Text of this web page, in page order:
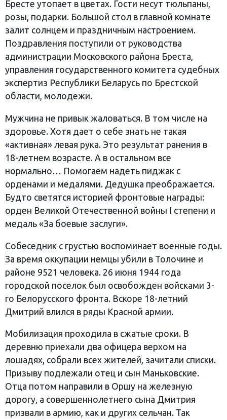
Бресте утопает в цветах. Гости несут тюльпаны,
розы, подарки. Большой стол в главной комнате
залит солнцем и праздничным настроением.
Поздравления поступили от руководства
администрации Московского района Бреста,
управления государственного комитета судебных
экспертиз Республики Беларусь по Брестской
области, молодежи.
Мужчина не привык жаловаться. В том числе на
здоровье. Хотя дает о себе знать не такая
«активная» левая рука. Это результат ранения в
18-летнем возрасте. А в остальном все
нормально… Помогаем надеть пиджак с
орденами и медалями. Дедушка преображается.
Будто светятся историей фронтовые награды:
орден Великой Отечественной войны I степени и
медаль «За боевые заслуги».
Собеседник с грустью воспоминает военные годы.
За время оккупации немцы убили в Толочине и
районе 9521 человека. 26 июня 1944 года
городской поселок был освобожден войсками 3-
го Белорусского фронта. Вскоре 18-летний
Дмитрий влился в ряды Красной армии.
Мобилизация проходила в сжатые сроки. В
деревню приехали два офицера верхом на
лошадях, собрали всех жителей, зачитали списки.
Призыву подлежали отец и сын Маньковские.
Отца потом направили в Оршу на железную
дорогу, а совершеннолетнего сына Дмитрия
призвали в армию, как и других сельчан. Так